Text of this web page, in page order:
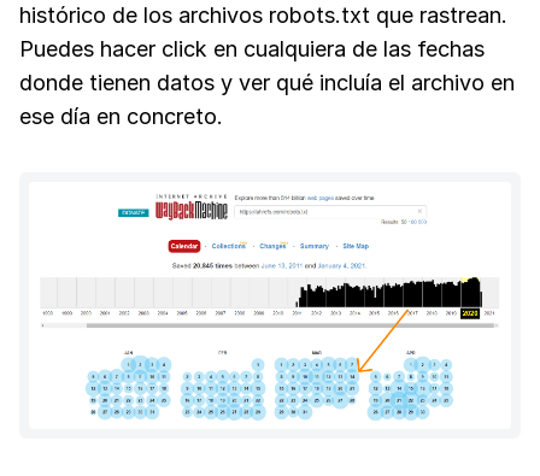
histórico de los archivos robots.txt que rastrean.
Puedes hacer click en cualquiera de las fechas
donde tienen datos y ver qué incluía el archivo en
ese día en concreto.